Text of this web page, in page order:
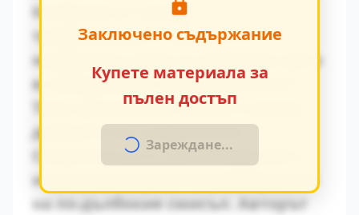
Конфликтът между
традиционните ценности и
модерните идеи се проявява ярко
в поведението на персонажите.
Това противопоставяне създава
драматично напрежение.
Символиката в произведението
играе важна роля за разбирането
на по-дълбокия смисъл. Авторът
Заключено съдържание
Купете материала за
пълен достъп
Зареждане...